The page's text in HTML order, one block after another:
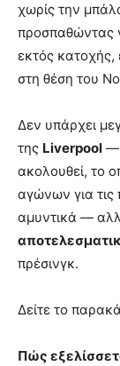
χωρίς την
προσπαθώντας
εκτός κατοχής,
στη θέση του
Δεν υπάρχει
της Liverpool —
ακολουθεί, το
αγώνων για τις
αμυντικά —
πρέσινγκ.
Δείτε το
Πώς